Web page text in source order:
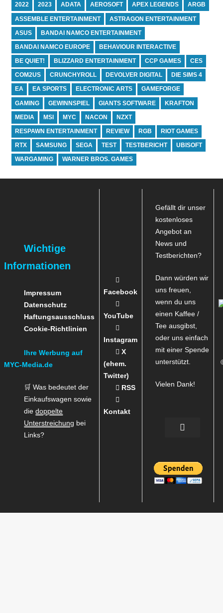
2022 2023 ADATA AEROSOFT APEX LEGENDS ARGB
ASSEMBLE ENTERTAINMENT ASTRAGON ENTERTAINMENT
ASUS BANDAI NAMCO ENTERTAINMENT
BANDAI NAMCO EUROPE BEHAVIOUR INTERACTIVE
BE QUIET! BLIZZARD ENTERTAINMENT CCP GAMES CES
COM2US CRUNCHYROLL DEVOLVER DIGITAL DIE SIMS 4
EA EA SPORTS ELECTRONIC ARTS GAMEFORGE
GAMING GEWINNSPIEL GIANTS SOFTWARE KRAFTON
MEDIA MSI MYC NACON NZXT
RESPAWN ENTERTAINMENT REVIEW RGB RIOT GAMES
RTX SAMSUNG SEGA TEST TESTBERICHT UBISOFT
WARGAMING WARNER BROS. GAMES
Wichtige
Informationen
Impressum
Datenschutz
Haftungsausschluss
Cookie-Richtlinien
Ihre Werbung auf
MYC-Media.de
🛒 Was bedeutet der
Einkaufswagen sowie
diedoppelte
Unterstreichung bei
Links?
Facebook
YouTube
Instagram
X
(ehem.
Twitter)
RSS
Kontakt
Gefällt dir unser
kostenloses
Angebot an
News und
Testberichten?
Dann würden wir
uns freuen,
wenn du uns
einen Kaffee /
Tee ausgibst,
oder uns einfach
mit einer Spende
unterstützt.
Vielen Dank!